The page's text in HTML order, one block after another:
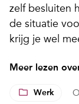
zelf besluiten
de situatie
krijg je wel
Meer lezen
Werk